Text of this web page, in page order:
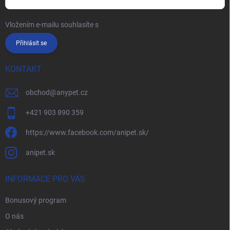
Vložením e-mailu souhlasíte s
Přihlásit se
KONTAKT
obchod@anypet.cz
+421 903 890 359
https://www.facebook.com/anipet.sk/
anipet.sk
INFORMACE PRO VÁS
Bonusový program
O nás